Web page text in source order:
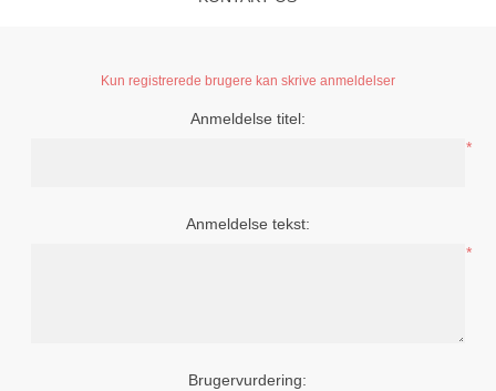
Kun registrerede brugere kan skrive anmeldelser
Anmeldelse titel:
*
Anmeldelse tekst:
*
Brugervurdering: